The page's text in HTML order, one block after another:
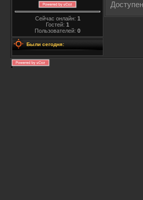
Сейчас онлайн: 1
Гостей: 1
Пользователей: 0
Были сегодня: